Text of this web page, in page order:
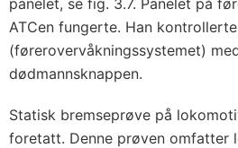
ATCen fungerte. Han
(førerovervåkningssystemet)
dødmannsknappen.
Statisk bremseprøve på
foretatt. Denne prøven omfatter